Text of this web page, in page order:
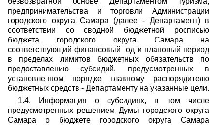
предпринимательства и торговли Администрации
городского округа Самара (далее - Департамент) в
соответствии со сводной бюджетной росписью
бюджета городского округа Самара на
соответствующий финансовый год и плановый период
в пределах лимитов бюджетных обязательств по
предоставлению субсидий, предусмотренных в
установленном порядке главному распорядителю
бюджетных средств - Департаменту на указанные цели.
1.4. Информация о субсидиях, в том числе
предусмотренных решением Думы городского округа
Самара о бюджете городского округа Самара